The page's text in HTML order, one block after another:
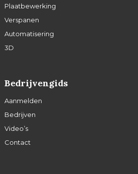
Plaatbewerking
Verspanen
Automatisering
3D
Bedrijvengids
Aanmelden
Bedrijven
Video’s
Contact